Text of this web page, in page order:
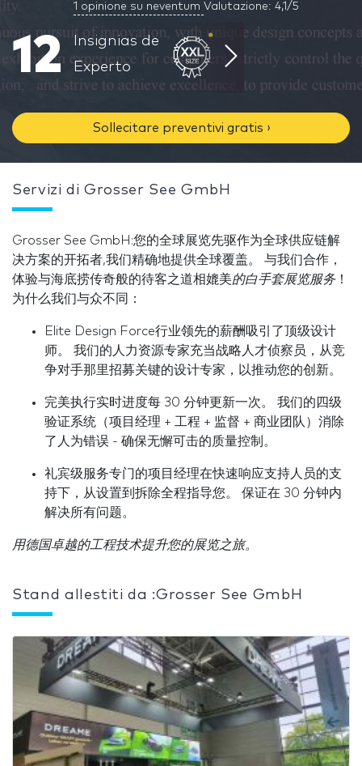
1 opinione su neventum Valutazione: 4,1/5
12
Insignias de
Experto
Sollecitare preventivi gratis ›
Servizi di Grosser See GmbH
Grosser See GmbH:您的全球展览先驱作为全球供应链解
决方案的开拓者,我们精确地提供全球覆盖。 与我们合作，
体验与海底捞传奇般的待客之道相媲美的白手套展览服务！
为什么我们与众不同：
Elite Design Force行业领先的薪酬吸引了顶级设计
师。 我们的人力资源专家充当战略人才侦察员，从竞
争对手那里招募关键的设计专家，以推动您的创新。
完美执行实时进度每 30 分钟更新一次。 我们的四级
验证系统（项目经理 + 工程 + 监督 + 商业团队）消除
了人为错误 - 确保无懈可击的质量控制。
礼宾级服务专门的项目经理在快速响应支持人员的支
持下，从设置到拆除全程指导您。 保证在 30 分钟内
解决所有问题。
用德国卓越的工程技术提升您的展览之旅。
Stand allestiti da :Grosser See GmbH